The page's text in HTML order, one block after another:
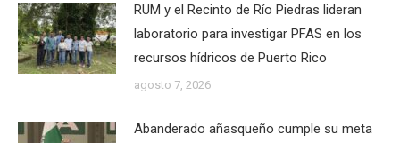
RUM y el Recinto de Río Piedras lideran
laboratorio para investigar PFAS en los
recursos hídricos de Puerto Rico
agosto 7, 2026
Abanderado añasqueño cumple su meta